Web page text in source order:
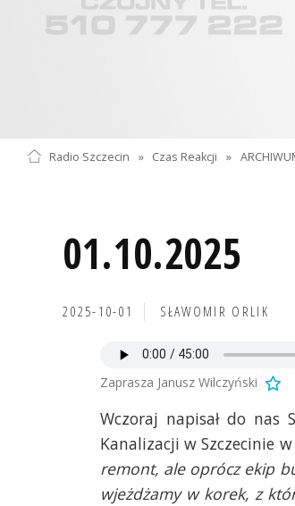
Radio Szczecin » Czas Reakcji »
01.10.2025
2025-10-01 SŁAWOMIR ORLIK
Zaprasza Janusz Wilczyński
Wczoraj napisał do nas
Kanalizacji w Szczecinie w
remont, ale oprócz ekip
wjeżdżamy w korek, z